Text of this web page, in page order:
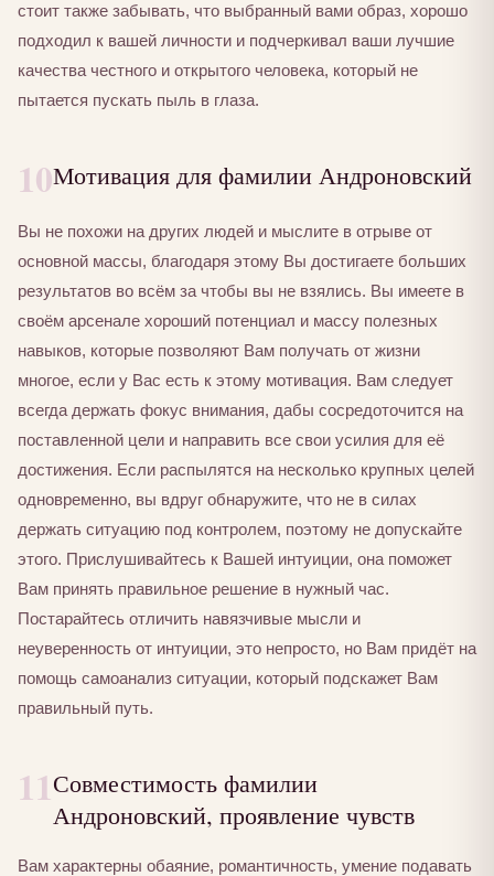
стоит также забывать, что выбранный вами образ, хорошо
подходил к вашей личности и подчеркивал ваши лучшие
качества честного и открытого человека, который не
пытается пускать пыль в глаза.
10Мотивация для фамилии Андроновский
Вы не похожи на других людей и мыслите в отрыве от
основной массы, благодаря этому Вы достигаете больших
результатов во всём за чтобы вы не взялись. Вы имеете в
своём арсенале хороший потенциал и массу полезных
навыков, которые позволяют Вам получать от жизни
многое, если у Вас есть к этому мотивация. Вам следует
всегда держать фокус внимания, дабы сосредоточится на
поставленной цели и направить все свои усилия для её
достижения. Если распылятся на несколько крупных целей
одновременно, вы вдруг обнаружите, что не в силах
держать ситуацию под контролем, поэтому не допускайте
этого. Прислушивайтесь к Вашей интуиции, она поможет
Вам принять правильное решение в нужный час.
Постарайтесь отличить навязчивые мысли и
неуверенность от интуиции, это непросто, но Вам придёт на
помощь самоанализ ситуации, который подскажет Вам
правильный путь.
11Совместимость фамилии
Андроновский, проявление чувств
Вам характерны обаяние, романтичность, умение подавать